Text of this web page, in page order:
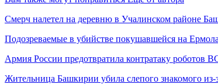
Смерч налетел на деревню в Учалинском районе
Подозреваемые в убийстве покушавшейся на
Армия России предотвратила контратаку роботов
Жительница Башкирии убила слепого знакомого из-